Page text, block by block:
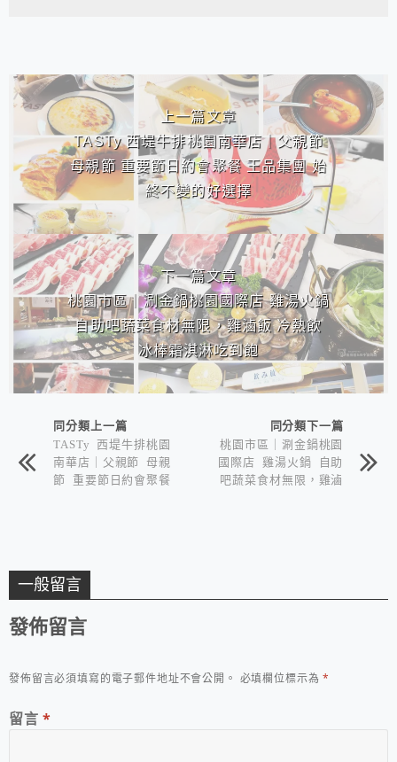
相連文章
上一篇文章
TASTy 西堤牛排桃園南華店｜父親節
母親節 重要節日約會聚餐 王品集團 始
終不變的好選擇
下一篇文章
桃園市區｜涮金鍋桃園國際店 雞湯火鍋
自助吧蔬菜食材無限，雞滷飯 冷熱飲
冰棒霜淇淋吃到飽
同分類上一篇
TASTy 西堤牛排桃園
南華店｜父親節 母親
節 重要節日約會聚餐
同分類下一篇
桃園市區｜涮金鍋桃園
國際店 雞湯火鍋 自助
吧蔬菜食材無限，雞滷
一般留言
發佈留言
發佈留言必須填寫的電子郵件地址不會公開。 必填欄位標示為*
留言 *